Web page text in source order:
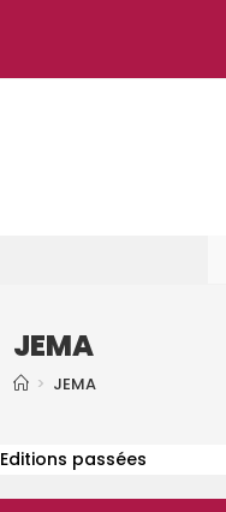
JEMA
> JEMA
Editions passées